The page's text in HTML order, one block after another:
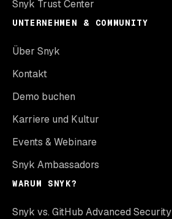
Snyk Trust Center
UNTERNEHMEN & COMMUNITY
Über Snyk
Kontakt
Demo buchen
Karriere und Kultur
Events & Webinare
Snyk Ambassadors
WARUM SNYK?
Snyk vs. GitHub Advanced Security